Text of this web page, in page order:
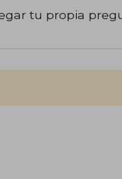
tu propia